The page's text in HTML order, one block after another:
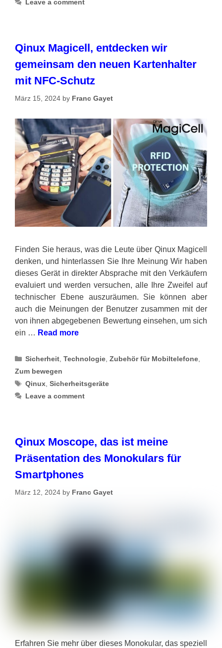
Leave a comment
Qinux Magicell, entdecken wir
gemeinsam den neuen Kartenhalter
mit NFC-Schutz
März 15, 2024 by Franc Gayet
Finden Sie heraus, was die Leute über Qinux Magicell
denken, und hinterlassen Sie Ihre Meinung Wir haben
dieses Gerät in direkter Absprache mit den Verkäufern
evaluiert und werden versuchen, alle Ihre Zweifel auf
technischer Ebene auszuräumen. Sie können aber
auch die Meinungen der Benutzer zusammen mit der
von ihnen abgegebenen Bewertung einsehen, um sich
ein … Read more
Categories
Sicherheit ,Technologie ,Zubehör für Mobiltelefone
Zum bewegen
Tags
Qinux ,Sicherheitsgeräte
Leave a comment
Qinux Moscope, das ist meine
Präsentation des Monokulars für
Smartphones
März 12, 2024 by Franc Gayet
Erfahren Sie mehr über dieses Monokular, das speziell